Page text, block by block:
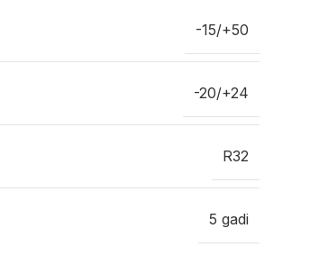
-15/+50
-20/+24
R32
5 gadi